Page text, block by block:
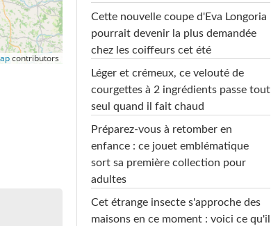
contributors
Cette nouvelle coupe d'Eva Longoria
pourrait devenir la plus demandée
chez les coiffeurs cet été
Léger et crémeux, ce velouté de
courgettes à 2 ingrédients passe tout
seul quand il fait chaud
Préparez-vous à retomber en
enfance : ce jouet emblématique
sort sa première collection pour
adultes
Cet étrange insecte s'approche des
maisons en ce moment : voici ce qu'il